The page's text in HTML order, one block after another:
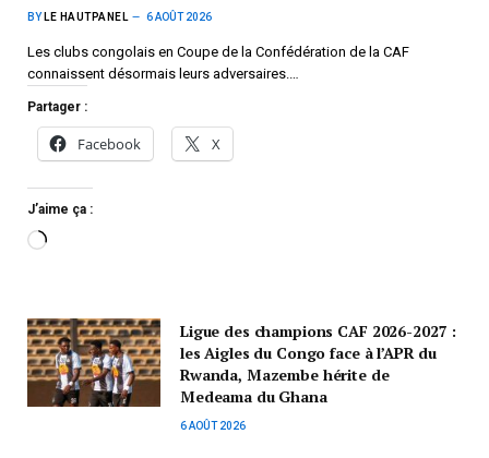
BY LE HAUTPANEL 6 AOÛT 2026
Les clubs congolais en Coupe de la Confédération de la CAF
connaissent désormais leurs adversaires.…
Partager :
Facebook X
J’aime ça :
Ligue des champions CAF 2026-2027 :
les Aigles du Congo face à l’APR du
Rwanda, Mazembe hérite de
Medeama du Ghana
6 AOÛT 2026